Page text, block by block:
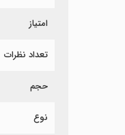
امتیاز
تعداد نظرات
حجم
نوع